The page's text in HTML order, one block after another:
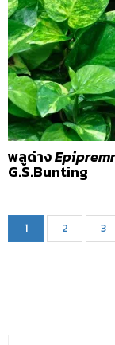
พลูด่าง
G.S.Bunting
1 2 3